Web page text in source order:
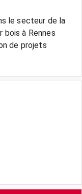
le secteur de la
à Rennes
de projets